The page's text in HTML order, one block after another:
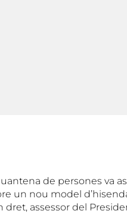
de persones va
un nou model
dret, assessor del